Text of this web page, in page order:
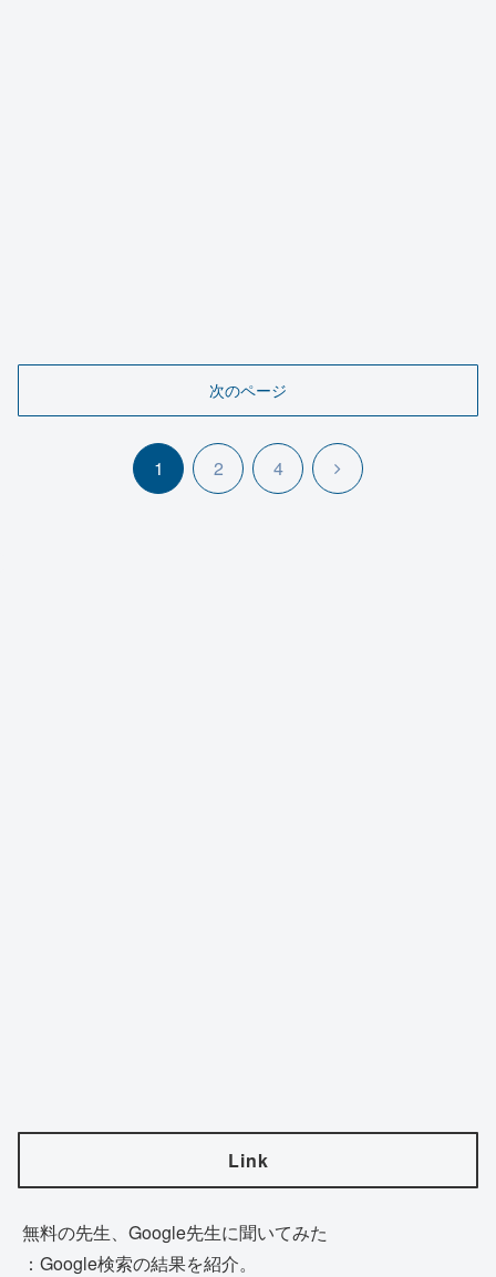
次のページ
1 2 4
次
Link
無料の先生、Google先生に聞いてみた
：Google検索の結果を紹介。